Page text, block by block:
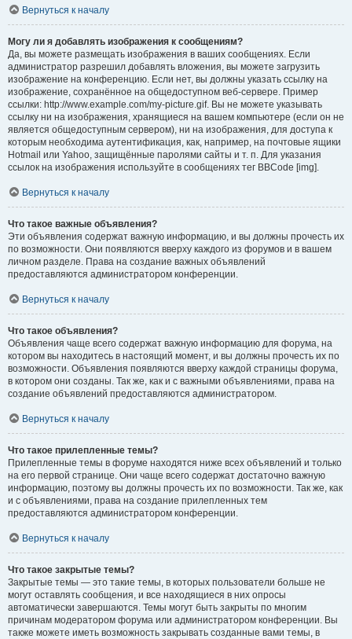
Вернуться к началу
Могу ли я добавлять изображения к сообщениям?
Да, вы можете размещать изображения в ваших сообщениях. Если
администратор разрешил добавлять вложения, вы можете загрузить
изображение на конференцию. Если нет, вы должны указать ссылку на
изображение, сохранённое на общедоступном веб-сервере. Пример
ссылки: http://www.example.com/my-picture.gif. Вы не можете указывать
ссылку ни на изображения, хранящиеся на вашем компьютере (если он не
является общедоступным сервером), ни на изображения, для доступа к
которым необходима аутентификация, как, например, на почтовые ящики
Hotmail или Yahoo, защищённые паролями сайты и т. п. Для указания
ссылок на изображения используйте в сообщениях тег BBCode [img].
Вернуться к началу
Что такое важные объявления?
Эти объявления содержат важную информацию, и вы должны прочесть их
по возможности. Они появляются вверху каждого из форумов и в вашем
личном разделе. Права на создание важных объявлений
предоставляются администратором конференции.
Вернуться к началу
Что такое объявления?
Объявления чаще всего содержат важную информацию для форума, на
котором вы находитесь в настоящий момент, и вы должны прочесть их по
возможности. Объявления появляются вверху каждой страницы форума,
в котором они созданы. Так же, как и с важными объявлениями, права на
создание объявлений предоставляются администратором.
Вернуться к началу
Что такое прилепленные темы?
Прилепленные темы в форуме находятся ниже всех объявлений и только
на его первой странице. Они чаще всего содержат достаточно важную
информацию, поэтому вы должны прочесть их по возможности. Так же, как
и с объявлениями, права на создание прилепленных тем
предоставляются администратором конференции.
Вернуться к началу
Что такое закрытые темы?
Закрытые темы — это такие темы, в которых пользователи больше не
могут оставлять сообщения, и все находящиеся в них опросы
автоматически завершаются. Темы могут быть закрыты по многим
причинам модератором форума или администратором конференции. Вы
также можете иметь возможность закрывать созданные вами темы, в